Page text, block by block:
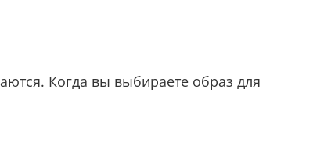
Когда вы выбираете образ для